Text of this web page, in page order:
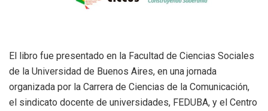
El libro fue presentado en la Facultad de Ciencias Sociales
de la Universidad de Buenos Aires, en una jornada
organizada por la Carrera de Ciencias de la Comunicación,
el sindicato docente de universidades, FEDUBA, y el Centro